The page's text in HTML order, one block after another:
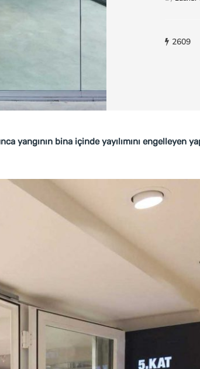
2609
yangının bina içinde yayılımını engelleyen